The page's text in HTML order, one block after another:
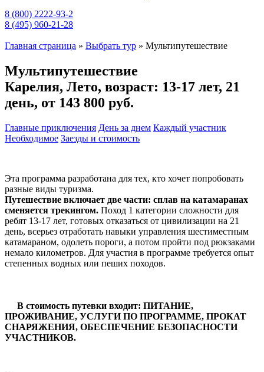
8 (800) 2222-93-2
8 (495) 960-21-28
Главная страница » Выбрать тур » Мультипутешествие
Мультипутешествие
Карелия, Лето, возраст: 13-17 лет, 21
день, от 143 800 руб.
Главные приключения День за днем Каждый участник
Необходимое Заезды и стоимость
Эта программа разработана для тех, кто хочет попробовать
разные виды туризма.
Путешествие включает две части: сплав на катамаранах
сменяется трекингом. Поход 1 категории сложности для
ребят 13-17 лет, готовых отказаться от цивилизации на 21
день, всерьез отработать навыки управления шестиместным
катамараном, одолеть пороги, а потом пройти под рюкзаками
немало километров. Для участия в программе требуется опыт
степенных водных или пеших походов.
В стоимость путевки входит: ПИТАНИЕ,
ПРОЖИВАНИЕ, УСЛУГИ ПО ПРОГРАММЕ, ПРОКАТ
СНАРЯЖЕНИЯ, ОБЕСПЕЧЕНИЕ БЕЗОПАСНОСТИ
УЧАСТНИКОВ.